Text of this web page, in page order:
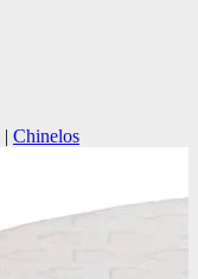
| Chinelos